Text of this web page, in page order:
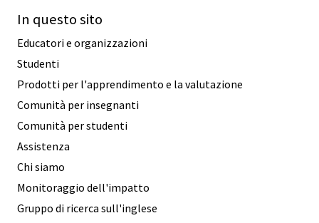
In questo sito
Educatori e organizzazioni
Studenti
Prodotti per l'apprendimento e la valutazione
Comunità per insegnanti
Comunità per studenti
Assistenza
Chi siamo
Monitoraggio dell'impatto
Gruppo di ricerca sull'inglese